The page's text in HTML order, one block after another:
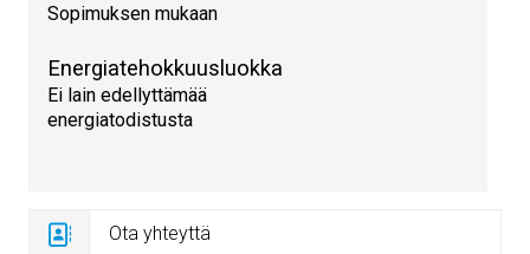
Sopimuksen mukaan
Energiatehokkuusluokka
Ei lain edellyttämää
energiatodistusta
Ota yhteyttä